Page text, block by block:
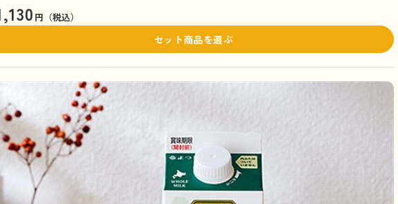
円（税込）
セット商品を選ぶ